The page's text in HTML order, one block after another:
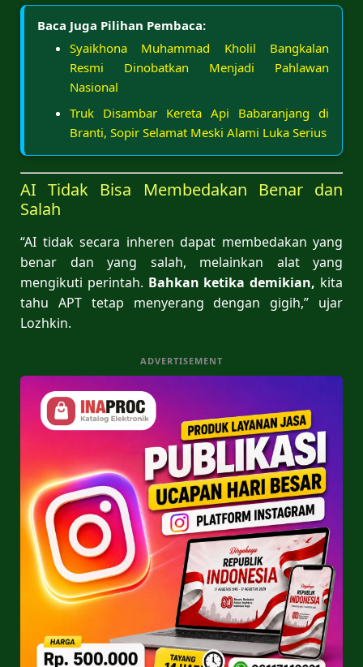
Baca Juga Pilihan Pembaca:
Syaikhona Muhammad Kholil Bangkalan
Resmi Dinobatkan Menjadi Pahlawan
Nasional
Truk Disambar Kereta Api Babaranjang di
Branti, Sopir Selamat Meski Alami Luka Serius
AI Tidak Bisa Membedakan Benar dan
Salah
“AI tidak secara inheren dapat membedakan yang
benar dan yang salah, melainkan alat yang
mengikuti perintah. Bahkan ketika demikian, kita
tahu APT tetap menyerang dengan gigih,” ujar
Lozhkin.
ADVERTISEMENT